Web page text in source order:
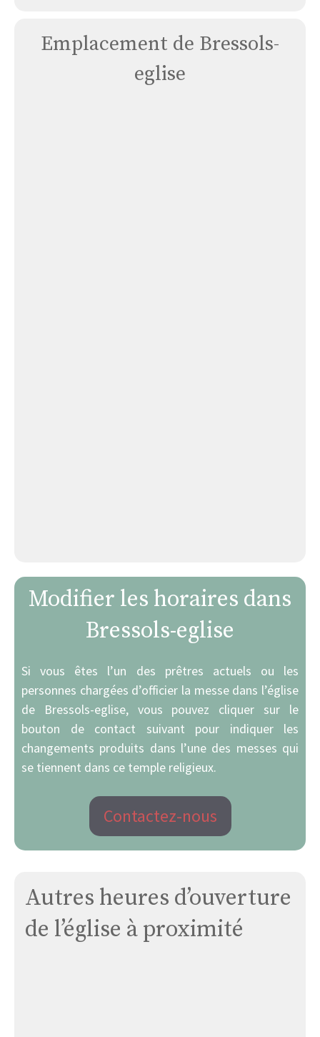
Emplacement de Bressols-
eglise
Modifier les horaires dans
Bressols-eglise
Si vous êtes l’un des prêtres actuels ou les
personnes chargées d’officier la messe dans l’église
de Bressols-eglise, vous pouvez cliquer sur le
bouton de contact suivant pour indiquer les
changements produits dans l’une des messes qui
se tiennent dans ce temple religieux.
Contactez-nous
Autres heures d’ouverture
de l’église à proximité